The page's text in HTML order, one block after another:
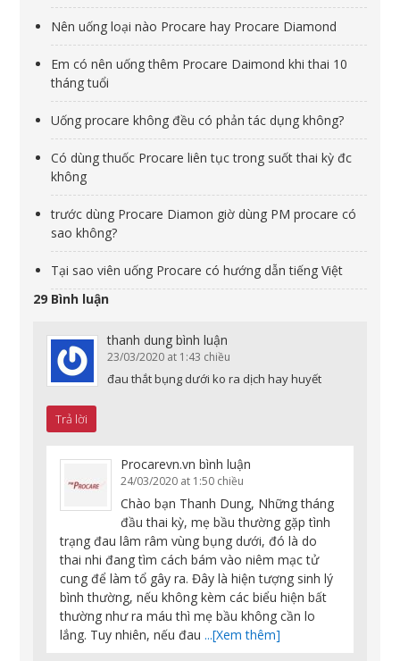
Nên uống loại nào Procare hay Procare Diamond
Em có nên uống thêm Procare Daimond khi thai 10
tháng tuổi
Uống procare không đều có phản tác dụng không?
Có dùng thuốc Procare liên tục trong suốt thai kỳ đc
không
trước dùng Procare Diamon giờ dùng PM procare có
sao không?
Tại sao viên uống Procare có hướng dẫn tiếng Việt
29 Bình luận
thanh dung bình luận
23/03/2020 at 1:43 chiều
đau thắt bụng dưới ko ra dịch hay huyết
Trả lời
Procarevn.vn bình luận
24/03/2020 at 1:50 chiều
Chào bạn Thanh Dung, Những tháng
đầu thai kỳ, mẹ bầu thường gặp tình
trạng đau lâm râm vùng bụng dưới, đó là do
thai nhi đang tìm cách bám vào niêm mạc tử
cung để làm tổ gây ra. Đây là hiện tượng sinh lý
bình thường, nếu không kèm các biểu hiện bất
thường như ra máu thì mẹ bầu không cần lo
lắng. Tuy nhiên, nếu đau ...[Xem thêm]